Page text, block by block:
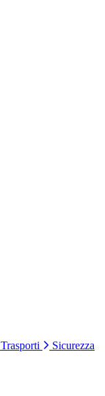
Trasporti
Sicurezza